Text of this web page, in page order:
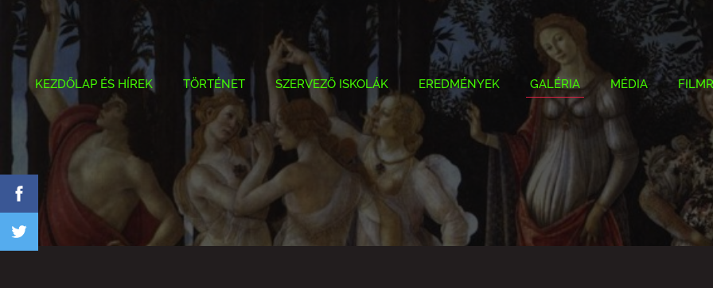
KEZDŐLAP ÉS HÍREK TÖRTÉNET SZERVEZŐ ISKOLÁK EREDMÉNYEK GALÉRIA MÉDIA